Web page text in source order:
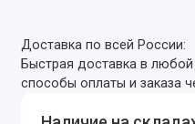
Доставка по всей России:
Быстрая доставка в
способы оплаты и заказа